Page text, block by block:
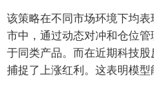
该策略在不同市场环境下均
市中，通过动态对冲和仓位
于同类产品。而在近期科技
捕捉了上涨红利。这表明模型